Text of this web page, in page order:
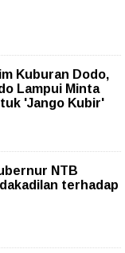
Kuburan Dodo,
Lampui Minta
'Jango Kubir'
NTB
terhadap